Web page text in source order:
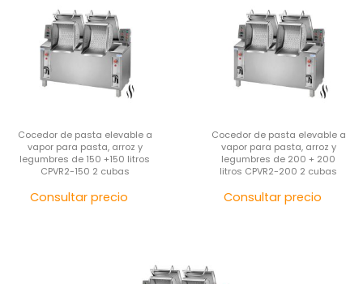
Cocedor de pasta elevable a
vapor para pasta, arroz y
legumbres de 150 +150 litros
CPVR2-150 2 cubas
Consultar precio
Cocedor de pasta elevable a
vapor para pasta, arroz y
legumbres de 200 + 200
litros CPVR2-200 2 cubas
Consultar precio